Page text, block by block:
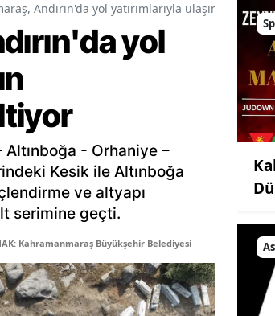
Andırın'da yol yatırımlarıyla ulaşımın
yol
Altınboğa - Orhaniye –
Kesik ile Altınboğa
ve altyapı
serimine geçti.
Kahramanmaraş Büyükşehir Belediyesi